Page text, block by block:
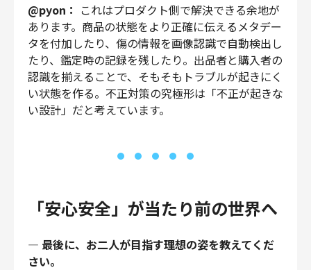
@pyon： これはプロダクト側で解決できる余地が
あります。商品の状態をより正確に伝えるメタデー
タを付加したり、傷の情報を画像認識で自動検出し
たり、鑑定時の記録を残したり。出品者と購入者の
認識を揃えることで、そもそもトラブルが起きにく
い状態を作る。不正対策の究極形は「不正が起きな
い設計」だと考えています。
「安心安全」が当たり前の世界へ
— 最後に、お二人が目指す理想の姿を教えてくだ
さい。